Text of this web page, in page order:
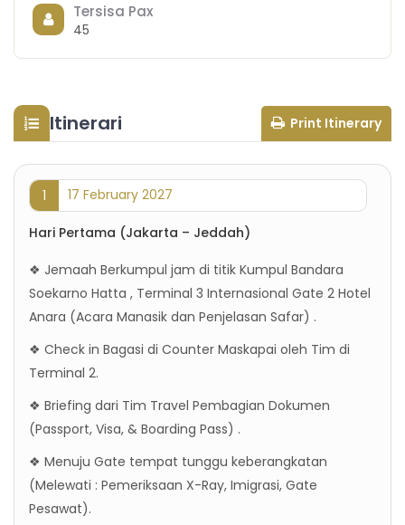
Tersisa Pax
45
Itinerari Print Itinerary
1 17 February 2027
Hari Pertama (Jakarta – Jeddah)
❖ Jemaah Berkumpul jam di titik Kumpul Bandara
Soekarno Hatta , Terminal 3 Internasional Gate 2 Hotel
Anara (Acara Manasik dan Penjelasan Safar) .
❖ Check in Bagasi di Counter Maskapai oleh Tim di
Terminal 2.
❖ Briefing dari Tim Travel Pembagian Dokumen
(Passport, Visa, & Boarding Pass) .
❖ Menuju Gate tempat tunggu keberangkatan
(Melewati : Pemeriksaan X-Ray, Imigrasi, Gate
Pesawat).